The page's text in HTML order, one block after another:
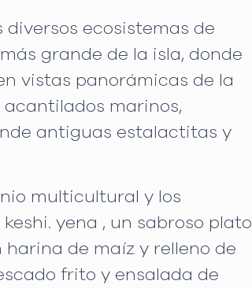
ecosistemas de
grande de la isla, donde
vistas panorámicas de la
acantilados marinos,
antiguas estalactitas y
multicultural y los
yena , un sabroso plato
de maíz y relleno de
frito y ensalada de